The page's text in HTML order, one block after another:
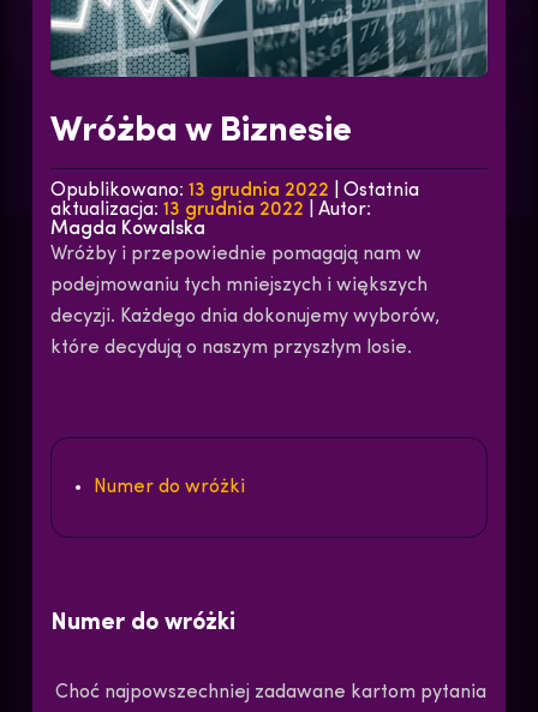
Wróżba w Biznesie
Opublikowano: 13 grudnia 2022 | Ostatnia
aktualizacja: 13 grudnia 2022 | Autor:
Magda Kowalska
Wróżby i przepowiednie pomagają nam w
podejmowaniu tych mniejszych i większych
decyzji. Każdego dnia dokonujemy wyborów,
które decydują o naszym przyszłym losie.
Numer do wróżki
Numer do wróżki
Choć najpowszechniej zadawane kartom pytania